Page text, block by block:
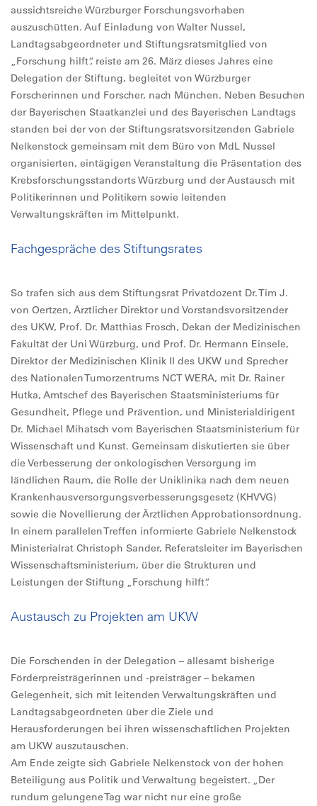
aussichtsreiche Würzburger Forschungsvorhaben
auszuschütten. Auf Einladung von Walter Nussel,
Landtagsabgeordneter und Stiftungsratsmitglied von
„Forschung hilft“, reiste am 26. März dieses Jahres eine
Delegation der Stiftung, begleitet von Würzburger
Forscherinnen und Forscher, nach München. Neben Besuchen
der Bayerischen Staatkanzlei und des Bayerischen Landtags
standen bei der von der Stiftungsratsvorsitzenden Gabriele
Nelkenstock gemeinsam mit dem Büro von MdL Nussel
organisierten, eintägigen Veranstaltung die Präsentation des
Krebsforschungsstandorts Würzburg und der Austausch mit
Politikerinnen und Politikern sowie leitenden
Verwaltungskräften im Mittelpunkt.
Fachgespräche des Stiftungsrates
So trafen sich aus dem Stiftungsrat Privatdozent Dr. Tim J.
von Oertzen, Ärztlicher Direktor und Vorstandsvorsitzender
des UKW, Prof. Dr. Matthias Frosch, Dekan der Medizinischen
Fakultät der Uni Würzburg, und Prof. Dr. Hermann Einsele,
Direktor der Medizinischen Klinik II des UKW und Sprecher
des Nationalen Tumorzentrums NCT WERA, mit Dr. Rainer
Hutka, Amtschef des Bayerischen Staatsministeriums für
Gesundheit, Pflege und Prävention, und Ministerialdirigent
Dr. Michael Mihatsch vom Bayerischen Staatsministerium für
Wissenschaft und Kunst. Gemeinsam diskutierten sie über
die Verbesserung der onkologischen Versorgung im
ländlichen Raum, die Rolle der Uniklinika nach dem neuen
Krankenhausversorgungsverbesserungsgesetz (KHVVG)
sowie die Novellierung der Ärztlichen Approbationsordnung.
In einem parallelen Treffen informierte Gabriele Nelkenstock
Ministerialrat Christoph Sander, Referatsleiter im Bayerischen
Wissenschaftsministerium, über die Strukturen und
Leistungen der Stiftung „Forschung hilft“.
Austausch zu Projekten am UKW
Die Forschenden in der Delegation – allesamt bisherige
Förderpreisträgerinnen und -preisträger – bekamen
Gelegenheit, sich mit leitenden Verwaltungskräften und
Landtagsabgeordneten über die Ziele und
Herausforderungen bei ihren wissenschaftlichen Projekten
am UKW auszutauschen.
Am Ende zeigte sich Gabriele Nelkenstock von der hohen
Beteiligung aus Politik und Verwaltung begeistert. „Der
rundum gelungene Tag war nicht nur eine große